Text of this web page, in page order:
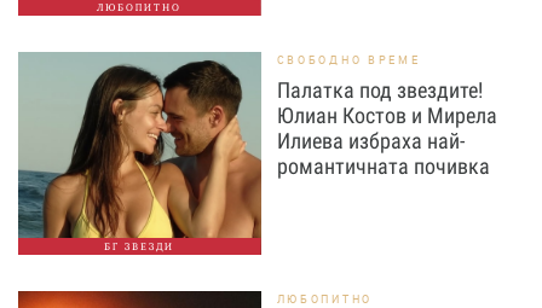
ЛЮБОПИТНО
БГ ЗВЕЗДИ
СВОБОДНО ВРЕМЕ
Палатка под звездите!
Юлиан Костов и Мирела
Илиева избраха най-
романтичната почивка
ЛЮБОПИТНО